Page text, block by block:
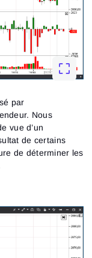
par
Nous
vue d’un
de certains
de déterminer les